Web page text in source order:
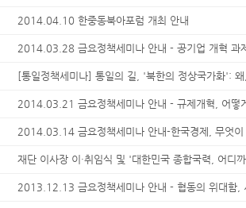
2014.04.10 한중동북아포럼 개최 안내
2014.03.28 금요정책세미나 안내 - 공기업 개혁 과
[통일정책세미나] 통일의 길, '북한의 정상국가화': 왜
2014.03.21 금요정책세미나 안내 - 규제개혁, 어떻
2014.03.14 금요정책세미나 안내-한국경제, 무엇이
재단 이사장 이·취임식 및 '대한민국 종합국력, 어디
2013.12.13 금요정책세미나 안내 - 협동의 위대함,